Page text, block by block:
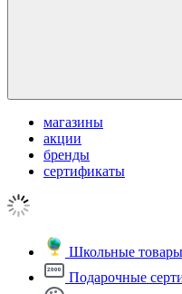
магазины
акции
бренды
сертификаты
Школьные товары
Подарочные